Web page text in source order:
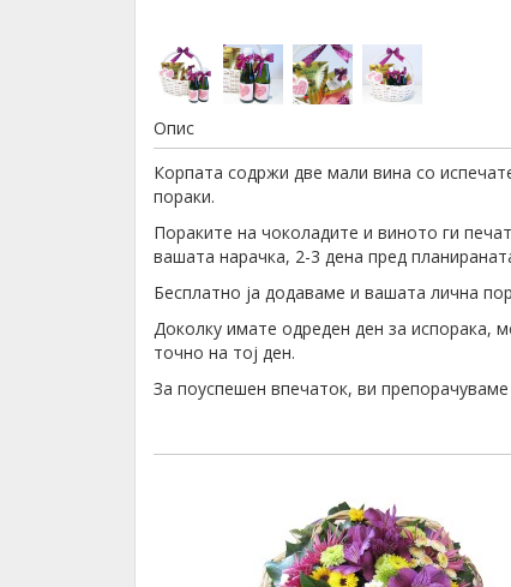
Опис
Корпата содржи две мали вина со
пораки.
Пораките на чоколадите и виното ги
вашата нарачка, 2-3 дена пред
Бесплатно ја додаваме и вашата лична
Доколку имате одреден ден за испорака,
точно на тој ден.
За поуспешен впечаток, ви